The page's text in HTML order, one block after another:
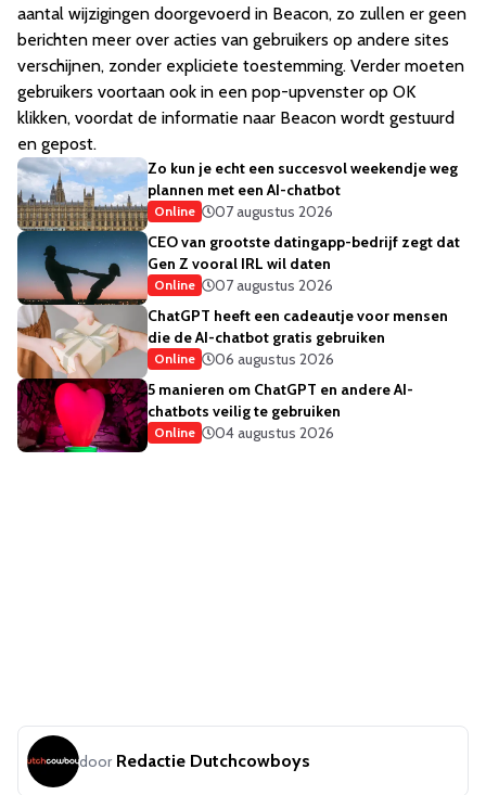
aantal wijzigingen doorgevoerd in Beacon, zo zullen er geen
berichten meer over acties van gebruikers op andere sites
verschijnen, zonder expliciete toestemming. Verder moeten
gebruikers voortaan ook in een pop-upvenster op OK
klikken, voordat de informatie naar Beacon wordt gestuurd
en gepost.
Zo kun je echt een succesvol weekendje weg
plannen met een AI-chatbot
Online
07 augustus 2026
CEO van grootste datingapp-bedrijf zegt dat
Gen Z vooral IRL wil daten
Online
07 augustus 2026
ChatGPT heeft een cadeautje voor mensen
die de AI-chatbot gratis gebruiken
Online
06 augustus 2026
5 manieren om ChatGPT en andere AI-
chatbots veilig te gebruiken
Online 04 augustus 2026
door Redactie Dutchcowboys